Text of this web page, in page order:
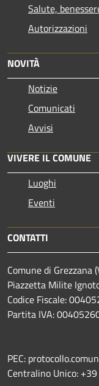
Salute,
Autorizzazioni
NOVITÀ
Notizie
Comunicati
Avvisi
VIVERE IL COMUNE
Luoghi
Eventi
CONTATTI
Comune di Grezzana
Piazzetta Milite
Codice Fiscale:
Partita IVA:
PEC:
Centralino Unico: